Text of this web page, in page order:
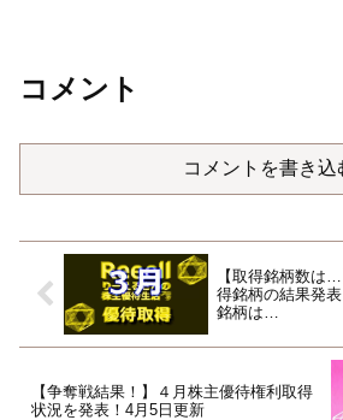
コメント
コメントを書き込
【取得銘柄数は
得銘柄の結果発
銘柄は…
【争奪戦結果！】４月株主優待権利取得
状況を発表！4月5日更新